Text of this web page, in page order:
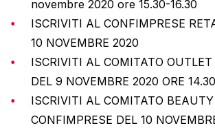
novembre 2020 ore 15.30-16.30
ISCRIVITI AL CONFIMPRESE
10 NOVEMBRE 2020
ISCRIVITI AL COMITATO OUTLET
DEL 9 NOVEMBRE 2020 ORE
ISCRIVITI AL COMITATO BEAUTY
CONFIMPRESE DEL 10